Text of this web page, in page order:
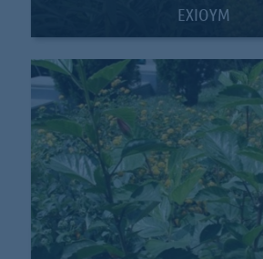
EXIOYM